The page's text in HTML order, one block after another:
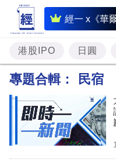
經一 x《華
即
時
財
經
投
資
港股IPO 日圓
專題合輯： 民宿